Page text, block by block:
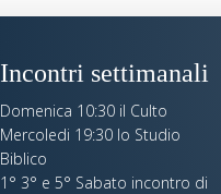
Incontri settimanali
Domenica 10:30 il Culto
Mercoledi 19:30 lo Studio
Biblico
1° 3° e 5° Sabato incontro di